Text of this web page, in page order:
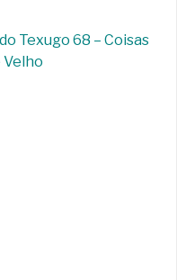
Texugo 68 – Coisas
Velho